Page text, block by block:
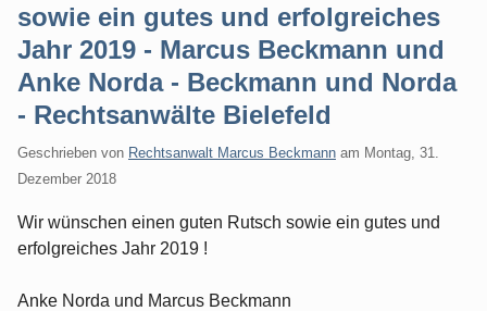
sowie ein gutes und erfolgreiches
Jahr 2019 - Marcus Beckmann und
Anke Norda - Beckmann und Norda
- Rechtsanwälte Bielefeld
Geschrieben von Rechtsanwalt Marcus Beckmann am Montag, 31.
Dezember 2018
Wir wünschen einen guten Rutsch sowie ein gutes und
erfolgreiches Jahr 2019 !
Anke Norda und Marcus Beckmann